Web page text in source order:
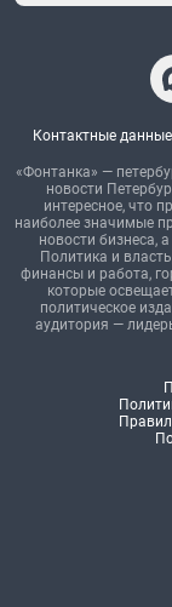
Контактные
«Фонтанка» —
новости
интересное, что
наиболее значимые
новости бизнеса,
Политика и
финансы и работа,
которые
политическое
аудитория —